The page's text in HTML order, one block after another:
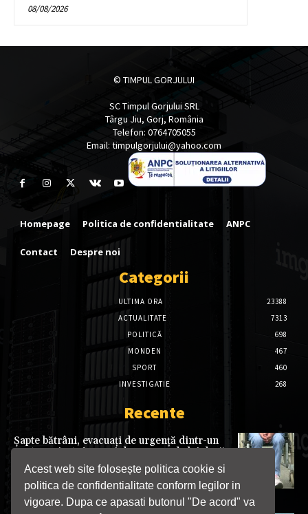
Acest web site folosește politica cookie si
politica de confidentialitate conform legilor in
vigoare. Dupa ce apasati butonul "De acord" va
08/08/2026
© TIMPUL GORJULUI
SC Timpul Gorjului SRL
Târgu Jiu, Gorj, România
Telefon: 0764705055
Email: timpulgorjului@yahoo.com
Homepage Politica de confidentialitate ANPC
Contact Despre noi
Categorii
ULTIMA ORA
23388
ACTUALITATE
7313
POLITICĂ
698
MONDEN
467
SPORT
460
INVESTIGATIE
268
Recente
Șapte bătrâni, evacuați de urgență dintr-un
centru privat. Amenzi de 70.000 de lei după
un control care a scos la iveală nereguli
grave
09/08/2026